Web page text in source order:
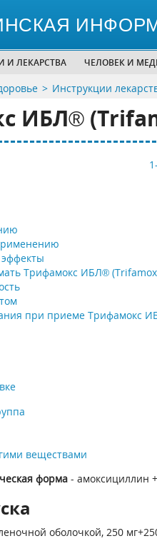
И ЛЕКАРСТВА ЧЕЛОВЕК И
Инструкции
ИБЛ®
Трифамокс ИБЛ® (Trifamox
при приеме Трифамокс
веществами
форма- амоксициллин
оболочкой, 250